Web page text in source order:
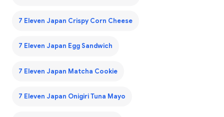
7 Eleven Japan Crispy Corn Cheese
7 Eleven Japan Egg Sandwich
7 Eleven Japan Matcha Cookie
7 Eleven Japan Onigiri Tuna Mayo